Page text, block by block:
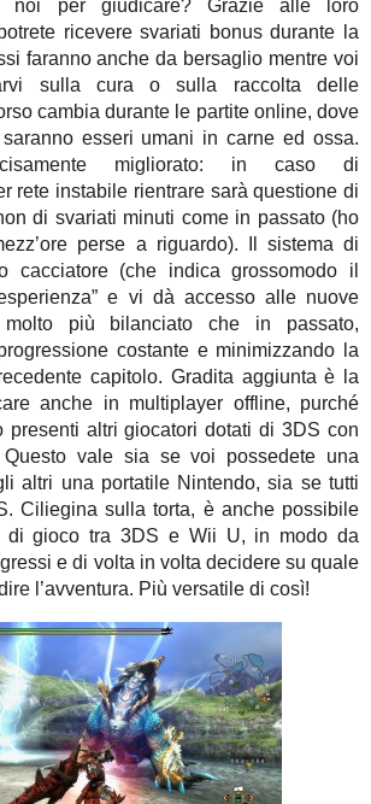
noi per giudicare? Grazie alle loro
ricevere svariati bonus durante la
faranno anche da bersaglio mentre voi
sulla cura o sulla raccolta delle
cambia durante le partite online, dove
esseri umani in carne ed ossa.
migliorato: in caso di
rete instabile rientrare sarà questione di
di svariati minuti come in passato (ho
perse a riguardo). Il sistema di
cacciatore (che indica grossomodo il
e vi dà accesso alle nuove
più bilanciato che in passato,
costante e minimizzando la
capitolo. Gradita aggiunta è la
anche in multiplayer offline, purché
presenti altri giocatori dotati di 3DS con
vale sia se voi possedete una
altri una portatile Nintendo, sia se tutti
Ciliegina sulla torta, è anche possibile
di gioco tra 3DS e Wii U, in modo da
e di volta in volta decidere su quale
l’avventura. Più versatile di così!